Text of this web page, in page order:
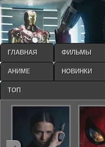
ГЛАВНАЯ ФИЛЬМЫ
АНИМЕ НОВИНКИ
ТОП